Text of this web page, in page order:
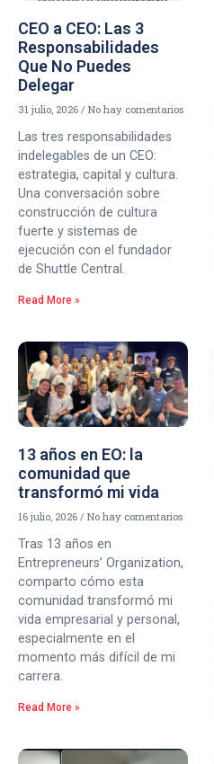
CEO a CEO: Las 3
Responsabilidades
Que No Puedes
Delegar
31 julio, 2026 No hay comentarios
Las tres responsabilidades
indelegables de un CEO:
estrategia, capital y cultura.
Una conversación sobre
construcción de cultura
fuerte y sistemas de
ejecución con el fundador
de Shuttle Central.
Read More »
13 años en EO: la
comunidad que
transformó mi vida
16 julio, 2026 No hay comentarios
Tras 13 años en
Entrepreneurs’ Organization,
comparto cómo esta
comunidad transformó mi
vida empresarial y personal,
especialmente en el
momento más difícil de mi
carrera.
Read More »